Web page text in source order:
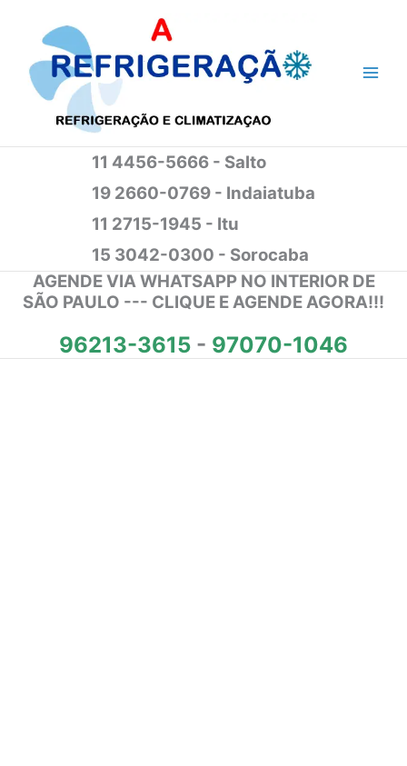
conteúdo
11 4456-5666 - Salto
19 2660-0769 - Indaiatuba
11 2715-1945 - Itu
15 3042-0300 - Sorocaba
AGENDE VIA WHATSAPP NO INTERIOR DE
SÃO PAULO --- CLIQUE E AGENDE AGORA!!!
96213-3615 - 97070-1046